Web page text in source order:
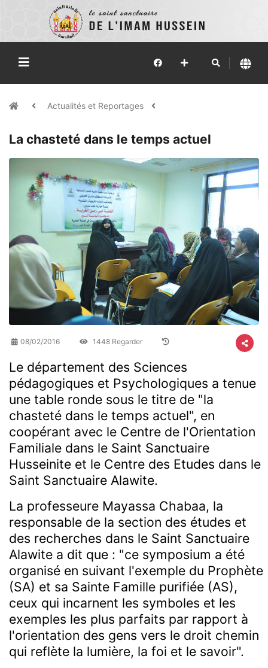
Actualités et Reportages
La chasteté dans le temps actuel
08/02/2016 1448 Regarder
Le département des Sciences
pédagogiques et Psychologiques a tenue
une table ronde sous le titre de "la
chasteté dans le temps actuel", en
coopérant avec le Centre de l'Orientation
Familiale dans le Saint Sanctuaire
Husseinite et le Centre des Etudes dans le
Saint Sanctuaire Alawite.
La professeure Mayassa Chabaa, la
responsable de la section des études et
des recherches dans le Saint Sanctuaire
Alawite a dit que : "ce symposium a été
organisé en suivant l'exemple du Prophète
(SA) et sa Sainte Famille purifiée (AS),
ceux qui incarnent les symboles et les
exemples les plus parfaits par rapport à
l'orientation des gens vers le droit chemin
qui reflète la lumière, la foi et le savoir".